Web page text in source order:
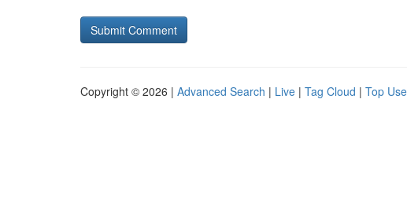
Copyright © 2026 | Advanced Search | Live | Tag Cloud | Top